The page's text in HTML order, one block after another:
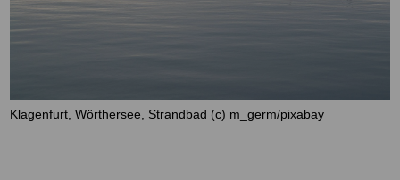
Klagenfurt, Wörthersee, Strandbad (c) m_germ/pixabay